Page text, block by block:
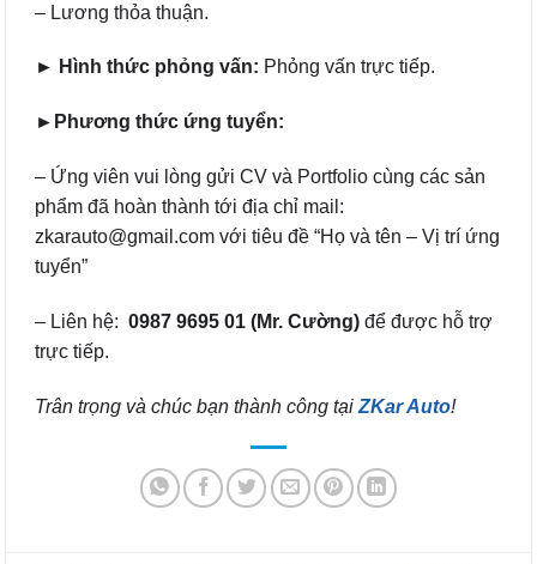
– Lương thỏa thuận.
► Hình thức phỏng vấn: Phỏng vấn trực tiếp.
►Phương thức ứng tuyển:
– Ứng viên vui lòng gửi CV và Portfolio cùng các sản
phẩm đã hoàn thành tới địa chỉ mail:
zkarauto@gmail.com với tiêu đề “Họ và tên – Vị trí ứng
tuyển”
– Liên hệ: 0987 9695 01 (Mr. Cường) để được hỗ trợ
trực tiếp.
Trân trọng và chúc bạn thành công tại ZKar Auto!